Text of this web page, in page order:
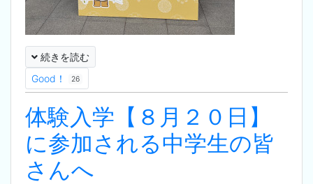
続きを読む
Good！
26
体験入学【８月２０日】
に参加される中学生の皆
さんへ